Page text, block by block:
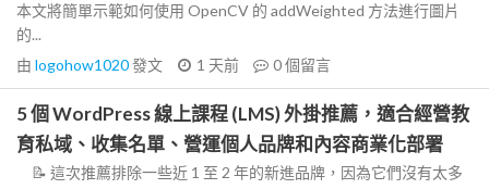
本文將簡單示範如何使用 OpenCV 的 addWeighted 方法進行圖片
的...
由 logohow1020發文 1 天前 0個留言
5 個 WordPress 線上課程 (LMS) 外掛推薦，適合經營教
育私域、收集名單、營運個人品牌和內容商業化部署
📝 這次推薦排除一些近 1 至 2 年的新進品牌，因為它們沒有太多